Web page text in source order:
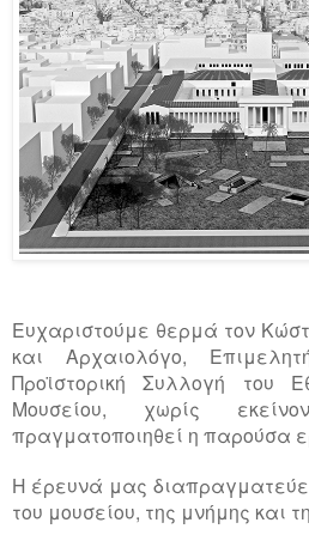
Ευχαριστούμε θερμά τον
και Αρχαιολόγο,
Προϊστορική Συλλογή του
Μουσείου, χωρίς
πραγματοποιηθεί η παρούσα
Η έρευνά μας
του μουσείου, της μνήμης και